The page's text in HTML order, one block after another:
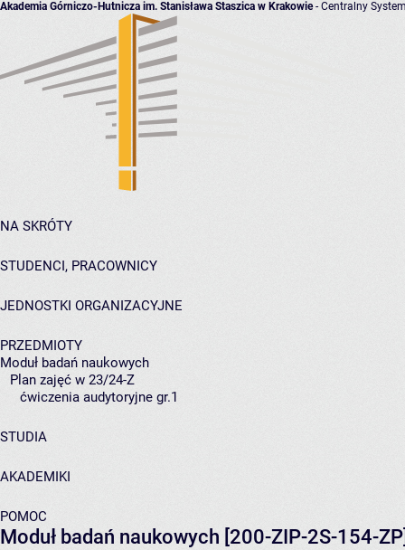
Akademia Górniczo-Hutnicza im. Stanisława Staszica w Krakowie- Centralny
NA SKRÓTY
STUDENCI, PRACOWNICY
JEDNOSTKI ORGANIZACYJNE
PRZEDMIOTY
Moduł badań naukowych
Plan zajęć w 23/24-Z
ćwiczenia audytoryjne gr.1
STUDIA
AKADEMIKI
POMOC
Moduł badań naukowych [200-ZIP-2S-154-